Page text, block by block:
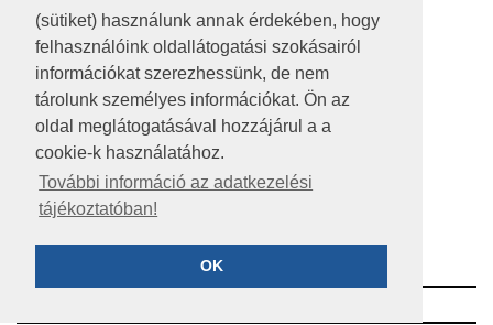
(sütiket) használunk annak érdekében, hogy
felhasználóink oldallátogatási szokásairól
információkat szerezhessünk, de nem
tárolunk személyes információkat. Ön az
oldal meglátogatásával hozzájárul a a
cookie-k használatához.
További információ az adatkezelési
tájékoztatóban!
OK
A HONLAP 2017.03.31-I ÁLLAPOTA
JOGI NYILATKOZAT
IMPRESSZUM
KÖZÉRDEKŰ ADATOK